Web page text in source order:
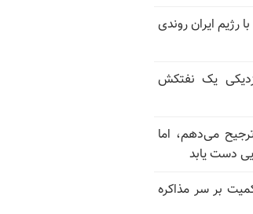
ایران روندی
یک نفتکش
می‌دهم، اما
دست یابد
بر سر مذاکره